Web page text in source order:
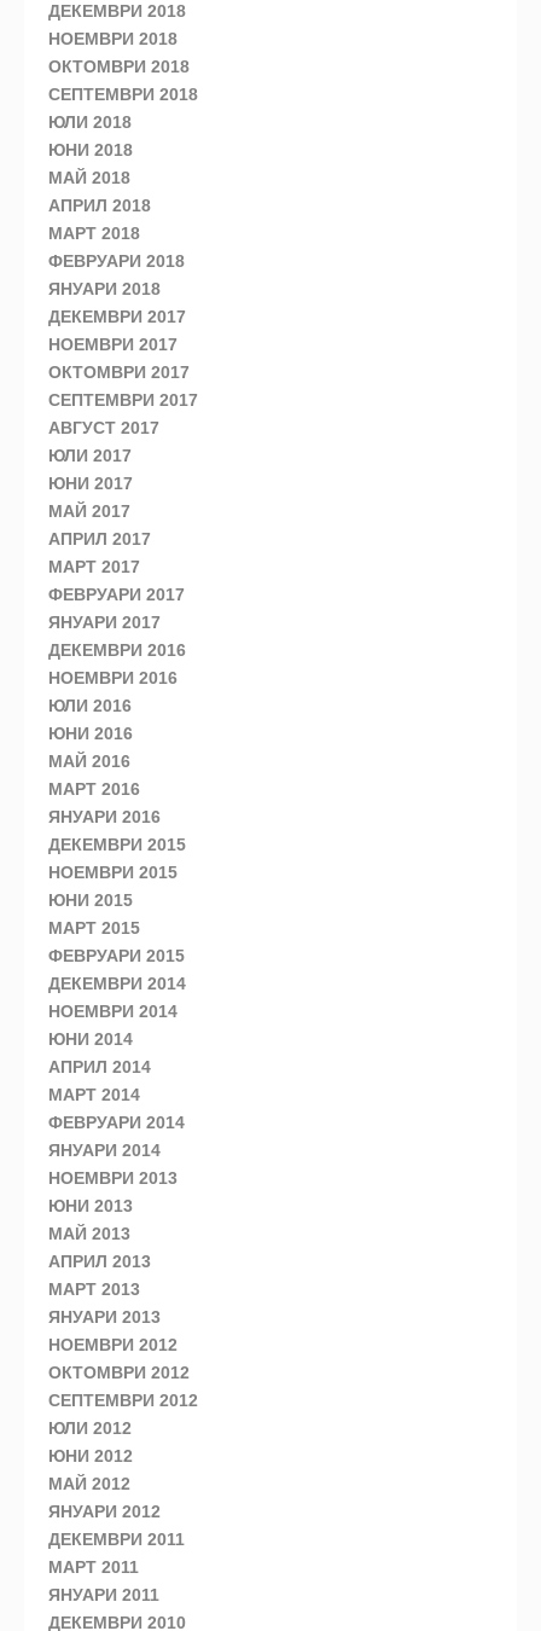
ДЕКЕМВРИ 2018
НОЕМВРИ 2018
ОКТОМВРИ 2018
СЕПТЕМВРИ 2018
ЮЛИ 2018
ЮНИ 2018
МАЙ 2018
АПРИЛ 2018
МАРТ 2018
ФЕВРУАРИ 2018
ЯНУАРИ 2018
ДЕКЕМВРИ 2017
НОЕМВРИ 2017
ОКТОМВРИ 2017
СЕПТЕМВРИ 2017
АВГУСТ 2017
ЮЛИ 2017
ЮНИ 2017
МАЙ 2017
АПРИЛ 2017
МАРТ 2017
ФЕВРУАРИ 2017
ЯНУАРИ 2017
ДЕКЕМВРИ 2016
НОЕМВРИ 2016
ЮЛИ 2016
ЮНИ 2016
МАЙ 2016
МАРТ 2016
ЯНУАРИ 2016
ДЕКЕМВРИ 2015
НОЕМВРИ 2015
ЮНИ 2015
МАРТ 2015
ФЕВРУАРИ 2015
ДЕКЕМВРИ 2014
НОЕМВРИ 2014
ЮНИ 2014
АПРИЛ 2014
МАРТ 2014
ФЕВРУАРИ 2014
ЯНУАРИ 2014
НОЕМВРИ 2013
ЮНИ 2013
МАЙ 2013
АПРИЛ 2013
МАРТ 2013
ЯНУАРИ 2013
НОЕМВРИ 2012
ОКТОМВРИ 2012
СЕПТЕМВРИ 2012
ЮЛИ 2012
ЮНИ 2012
МАЙ 2012
ЯНУАРИ 2012
ДЕКЕМВРИ 2011
МАРТ 2011
ЯНУАРИ 2011
ДЕКЕМВРИ 2010